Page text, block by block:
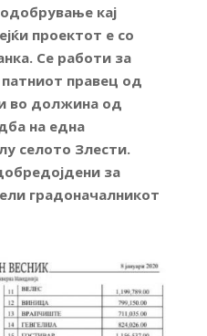
кај
проектот е со
Се работи за
патниот правец од
во должина од
на една
селото Злести.
за
градоначалникот